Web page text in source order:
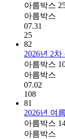
아름박스
아름박스
07.31
25
82
2026년 2
아름박스
아름박스
07.02
108
81
2026년 여
아름박스
아름박스